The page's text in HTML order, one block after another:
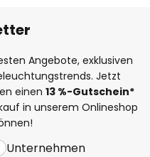
Angebote, exklusiven
Jetzt
einen 13 %-Gutschein*
in unserem Onlineshop
Unternehmen